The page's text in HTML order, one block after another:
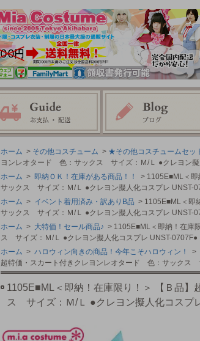
ホーム > その他コスチューム > ★その他コスチュームセッ
ヨンレオタード 色：サックス サイズ：Ｍ/Ｌ ●クレヨン擬
ホーム > 即納ＯＫ！在庫がある商品！！
> 1105E■ML＜
サックス サイズ：Ｍ/Ｌ ●クレヨン擬人化コスプレ UNST-
ホーム > イベント着用済み・訳ありB品 > 1105E■ML＜即
サックス サイズ：Ｍ/Ｌ ●クレヨン擬人化コスプレ UNST-
ホーム > 大特価！セール商品♪ > 1105E■ML＜即納！在庫
ス サイズ：Ｍ/Ｌ ●クレヨン擬人化コスプレ UNST-0707F●
ホーム > ハロウィン向きの商品！今年こそハロウィン！ >
超特価・スカート付きクレヨンレオタード 色：サックス
1105E■ML＜即納！在庫限り！＞ 【Ｂ品
ス サイズ：Ｍ/Ｌ ●クレヨン擬人化コスプ